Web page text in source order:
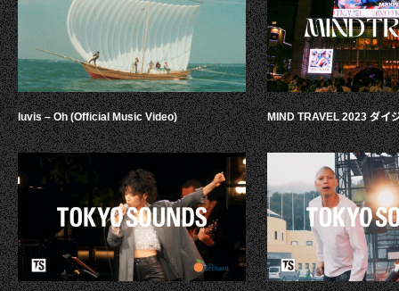
luvis – Oh (Official Music Video) MIND TRAVEL 2023 ダイ